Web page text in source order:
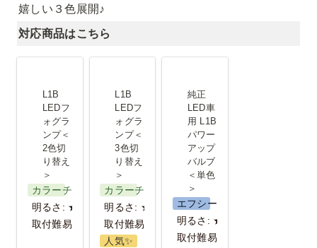
嬉しい３色展開♪
対応商品はこちら
＜2色切り替
L1B
LEDフ
ォグラ
ンプ＜
2色切
り替え
＞
カラーチェンジ
明るさ: ★★
取付難易度：★
＜3色切り替
L1B
LEDフ
ォグラ
ンプ＜
3色切
り替え
＞
カラーチェンジ
明るさ: ★★★
取付難易度：★
人気✨️
用 L1B パワ
ーアップバ
ルブ＜単色
純正
LED車
用 L1B
パワー
アップ
バルブ
＜単色
＞
エフシーエル
明るさ: ★★★
取付難易度：★